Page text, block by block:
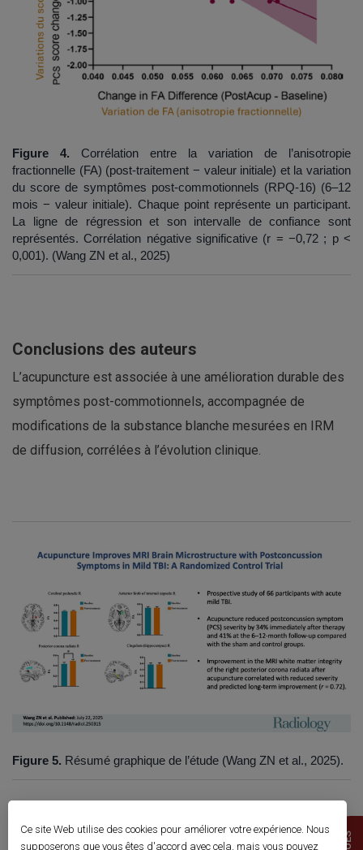
Figure 4. Corrélation entre la variation de l’anisotropie
fractionnelle (FA) (post-traitement − valeur initiale) et la variation
du score de symptômes post-commotionnels (RPQ-16) (6–12
mois − valeur initiale). Chaque point représente un participant.
La ligne de régression et son intervalle de confiance sont
représentés. Corrélation négative significative (r = −0,72 ; p <
0,001). (Wang ZN et al., 2025)
Conclusions des auteurs
L’acupuncture est associée à une amélioration durable des
symptômes post-commotionnels, accompagnée de
modifications de la substance blanche mesurées en IRM
de diffusion, corrélées à l’évolution clinique.
Figure 5. Résumé graphique de l’étude (Wang ZN et al., 2025).
Ce site Web utilise des cookies pour améliorer votre expérience. Nous
supposerons que vous êtes d'accord avec cela, mais vous pouvez